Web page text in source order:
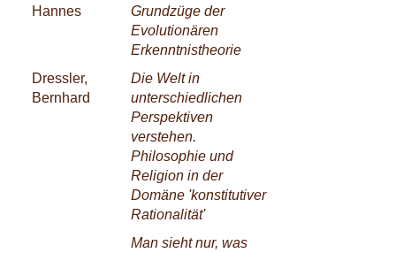
Hannes
Grundzüge der
Evolutionären
Erkenntnistheorie
Dressler,
Bernhard
Die Welt in
unterschiedlichen
Perspektiven
verstehen.
Philosophie und
Religion in der
Domäne 'konstitutiver
Rationalität'
Man sieht nur, was